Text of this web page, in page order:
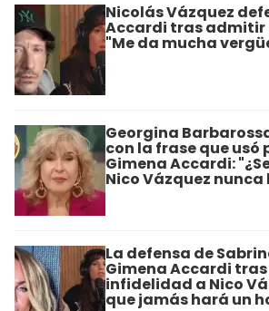
Nicolás Vázquez
Accardi tras admitir
"Me da mucha
Georgina
con la frase que usó
Gimena Accardi:
Nico Vázquez nunca
La defensa de
Gimena Accardi
infidelidad a Nico
que jamás hará un